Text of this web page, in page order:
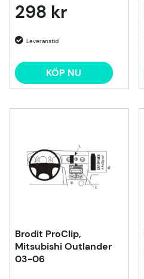
298 kr
KÖP NU
Brodit ProClip,
Mitsubishi Outlander
03-06